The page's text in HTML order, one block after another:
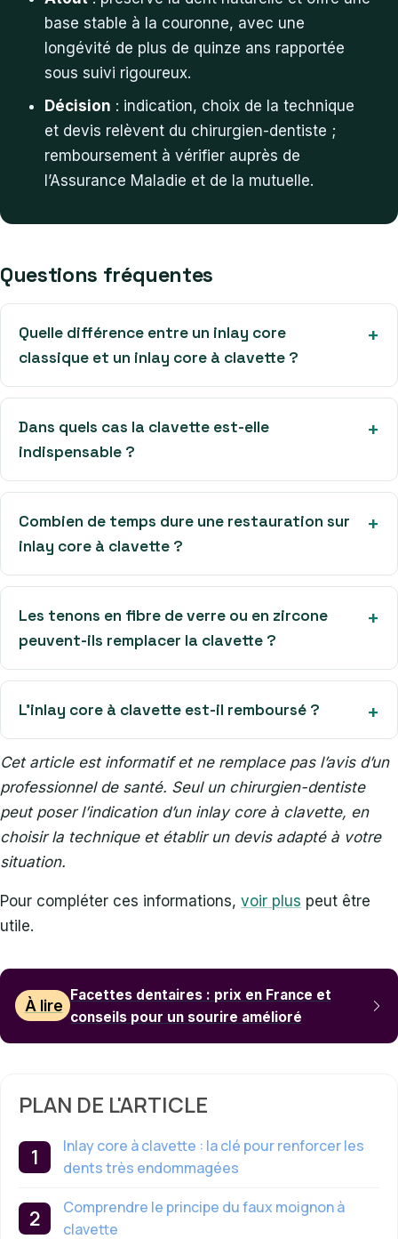
base stable à la couronne, avec une
longévité de plus de quinze ans rapportée
sous suivi rigoureux.
Décision : indication, choix de la technique
et devis relèvent du chirurgien-dentiste ;
remboursement à vérifier auprès de
l’Assurance Maladie et de la mutuelle.
Questions fréquentes
Quelle différence entre un inlay core
classique et un inlay core à clavette ?
Dans quels cas la clavette est-elle
indispensable ?
Combien de temps dure une restauration sur
inlay core à clavette ?
Les tenons en fibre de verre ou en zircone
peuvent-ils remplacer la clavette ?
L’inlay core à clavette est-il remboursé ?
Cet article est informatif et ne remplace pas l’avis d’un
professionnel de santé. Seul un chirurgien-dentiste
peut poser l’indication d’un inlay core à clavette, en
choisir la technique et établir un devis adapté à votre
situation.
Pour compléter ces informations, voir plus peut être
utile.
À lire
Facettes dentaires : prix en France et
conseils pour un sourire amélioré
PLAN DE L'ARTICLE
Inlay core à clavette : la clé pour renforcer les
dents très endommagées
Comprendre le principe du faux moignon à
clavette